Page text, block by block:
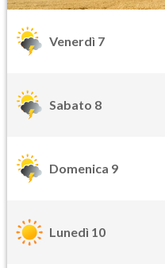
Venerdì 7
Sabato 8
Domenica 9
Lunedì 10